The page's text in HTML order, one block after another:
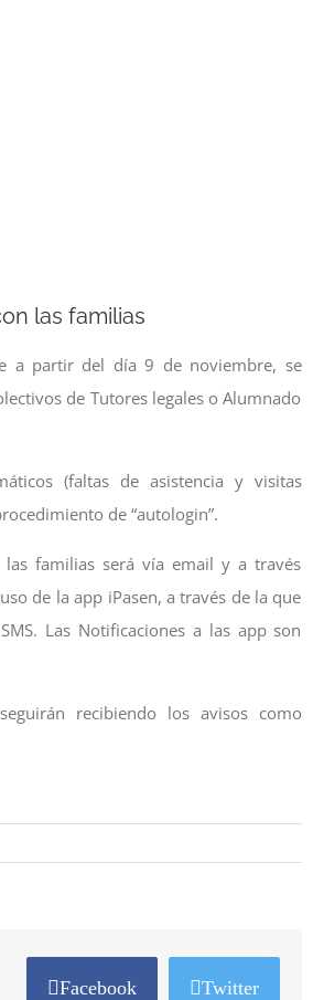
las familias
a partir del día 9 de noviembre, se
de Tutores legales o Alumnado
(faltas de asistencia y visitas
de “autologin”.
familias será vía email y a través
de la app iPasen, a través de la que
Las Notificaciones a las app son
recibiendo los avisos como
Facebook Twitter